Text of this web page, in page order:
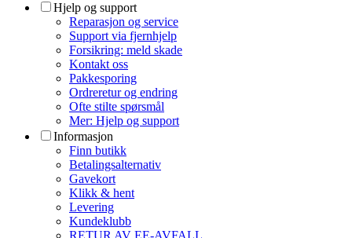
Hjelp og support
Reparasjon og service
Support via fjernhjelp
Forsikring: meld skade
Kontakt oss
Pakkesporing
Ordreretur og endring
Ofte stilte spørsmål
Mer: Hjelp og support
Informasjon
Finn butikk
Betalingsalternativ
Gavekort
Klikk & hent
Levering
Kundeklubb
RETUR AV EE-AVFALL